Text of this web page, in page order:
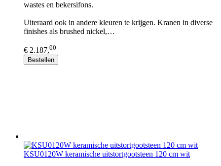
wastes en bekersifons.
Uiteraard ook in andere kleuren te krijgen. Kranen in diverse
finishes als brushed nickel,…
€ 2.187,00
Bestellen
KSU0120W keramische uitstortgootsteen 120 cm wit